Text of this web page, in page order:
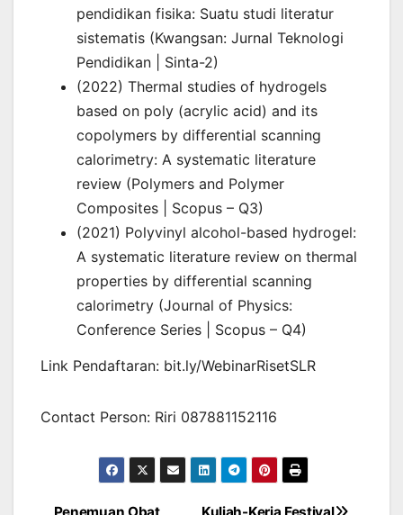
pendidikan fisika: Suatu studi literatur
sistematis (Kwangsan: Jurnal Teknologi
Pendidikan | Sinta-2)
(2022) Thermal studies of hydrogels
based on poly (acrylic acid) and its
copolymers by differential scanning
calorimetry: A systematic literature
review (Polymers and Polymer
Composites | Scopus – Q3)
(2021) Polyvinyl alcohol-based hydrogel:
A systematic literature review on thermal
properties by differential scanning
calorimetry (Journal of Physics:
Conference Series | Scopus – Q4)
Link Pendaftaran: bit.ly/WebinarRisetSLR
Contact Person: Riri 087881152116
Kuliah-Kerja Festival
Penemuan Obat